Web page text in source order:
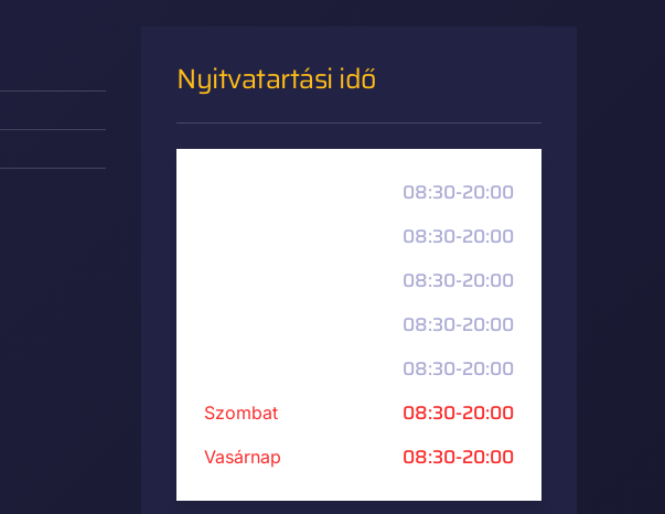
Nyitvatartási idő
08:30-20:00
08:30-20:00
08:30-20:00
08:30-20:00
08:30-20:00
Szombat 08:30-20:00
Vasárnap 08:30-20:00